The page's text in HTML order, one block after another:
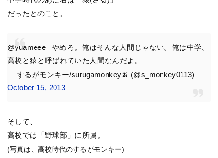
だったとのこと。
@yuameee_ やめろ。俺はそんな人間じゃない。俺は中学、
高校と猿と呼ばれていた人間なんだよ。
— するがモンキー/surugamonkey🍌 (@s_monkey0113)
October 15, 2013
そして、
高校では「野球部」に所属。
(写真は、高校時代のするがモンキー)